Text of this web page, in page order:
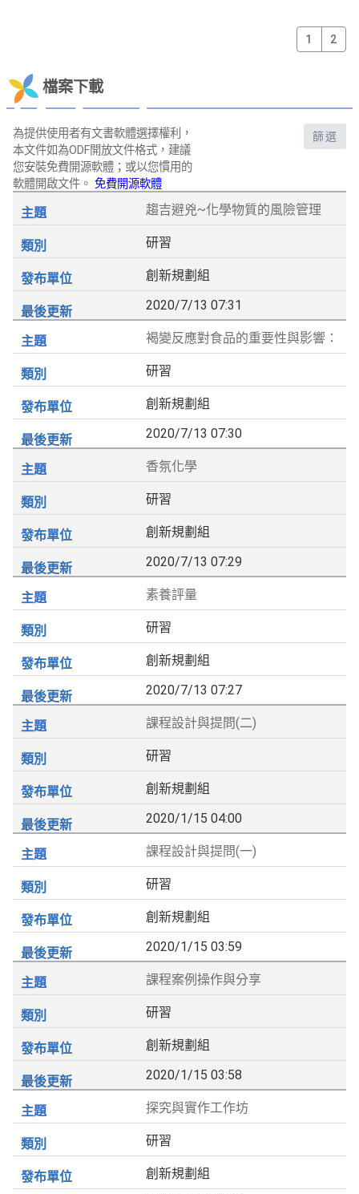
1 2
檔案下載
為提供使用者有文書軟體選擇權利，
本文件如為ODF開放文件格式，建議
您安裝免費開源軟體；或以您慣用的
軟體開啟文件。 免費開源軟體
篩選
趨吉避兇~化學物質的風險管理
研習
創新規劃組
2020/7/13 07:31
褐變反應對食品的重要性與影響：
研習
創新規劃組
2020/7/13 07:30
香氛化學
研習
創新規劃組
2020/7/13 07:29
素養評量
研習
創新規劃組
2020/7/13 07:27
課程設計與提問(二)
研習
創新規劃組
2020/1/15 04:00
課程設計與提問(一)
研習
創新規劃組
2020/1/15 03:59
課程案例操作與分享
研習
創新規劃組
2020/1/15 03:58
探究與實作工作坊
研習
創新規劃組